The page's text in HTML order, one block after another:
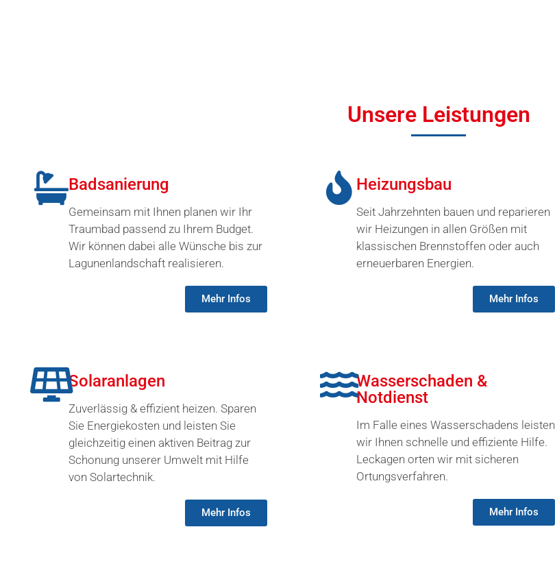
Unsere Leistungen
Badsanierung
Gemeinsam mit Ihnen planen wir Ihr
Traumbad passend zu Ihrem Budget.
Wir können dabei alle Wünsche bis zur
Lagunenlandschaft realisieren.
Mehr Infos
Heizungsbau
Seit Jahrzehnten bauen und reparieren
wir Heizungen in allen Größen mit
klassischen Brennstoffen oder auch
erneuerbaren Energien.
Mehr Infos
Solaranlagen
Zuverlässig & effizient heizen. Sparen
Sie Energiekosten und leisten Sie
gleichzeitig einen aktiven Beitrag zur
Schonung unserer Umwelt mit Hilfe
von Solartechnik.
Mehr Infos
Wasserschaden &
Notdienst
Im Falle eines Wasserschadens leisten
wir Ihnen schnelle und effiziente Hilfe.
Leckagen orten wir mit sicheren
Ortungsverfahren.
Mehr Infos